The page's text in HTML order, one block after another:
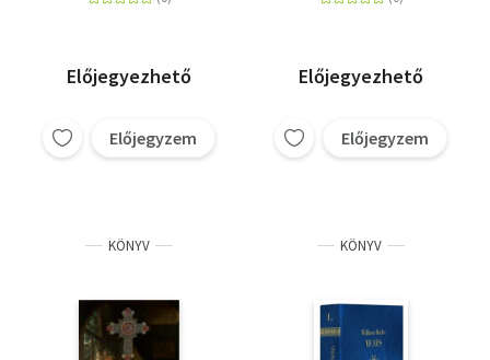
Előjegyezhető
Előjegyzem
Előjegyezhető
Előjegyzem
KÖNYV KÖNYV